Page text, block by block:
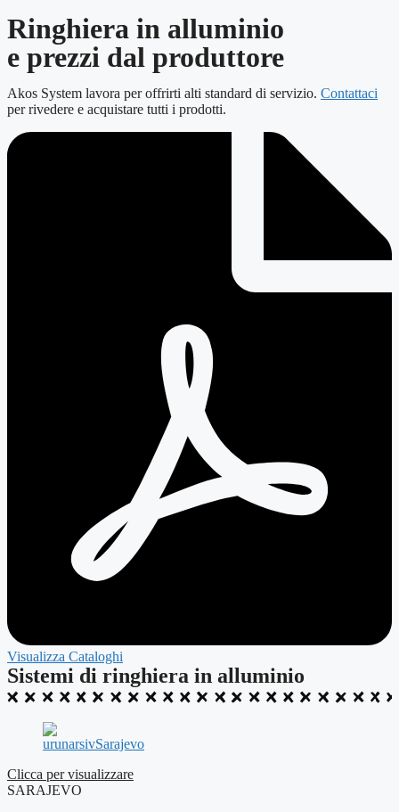
Ringhiera in alluminio
e prezzi dal produttore
Akos System lavora per offrirti alti standard di servizio. Contattaci
per rivedere e acquistare tutti i prodotti.
Visualizza Cataloghi
Sistemi di ringhiera in alluminio
Clicca per visualizzare
SARAJEVO